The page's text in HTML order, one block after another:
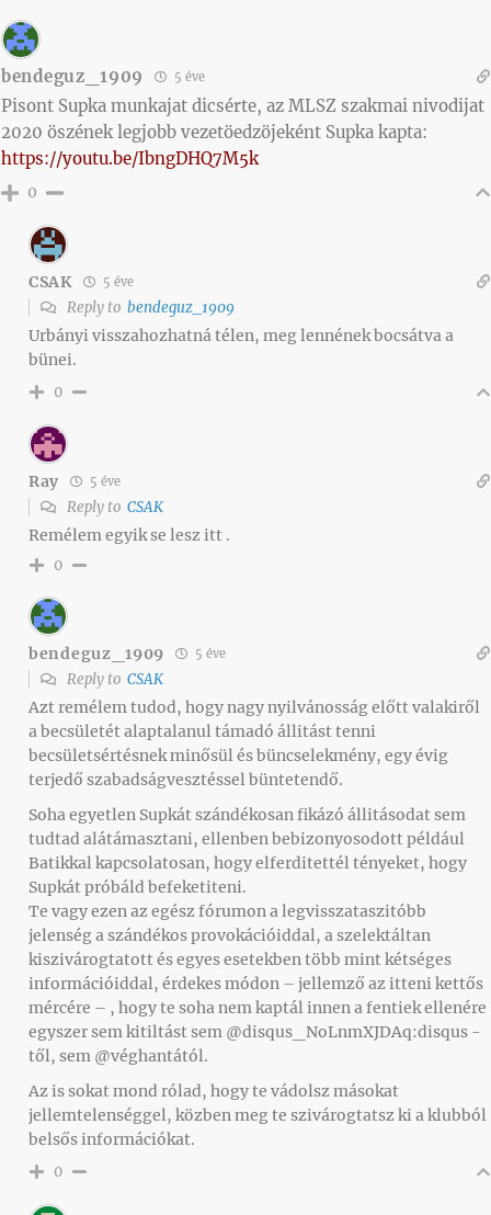
bendeguz_1909 5 éve
Pisont Supka munkajat dicsérte, az MLSZ szakmai nivodijat
2020 öszének legjobb vezetöedzöjeként Supka kapta:
https://youtu.be/IbngDHQ7M5k
0
CSAK 5 éve
Reply to bendeguz_1909
Urbányi visszahozhatná télen, meg lennének bocsátva a
bünei.
0
Ray 5 éve
Reply to CSAK
Remélem egyik se lesz itt .
0
bendeguz_1909 5 éve
Reply to CSAK
Azt remélem tudod, hogy nagy nyilvánosság előtt valakiről
a becsületét alaptalanul támadó állitást tenni
becsületsértésnek minősül és büncselekmény, egy évig
terjedő szabadságvesztéssel büntetendő.
Soha egyetlen Supkát szándékosan fikázó állitásodat sem
tudtad alátámasztani, ellenben bebizonyosodott például
Batikkal kapcsolatosan, hogy elferditettél tényeket, hogy
Supkát próbáld befeketiteni.
Te vagy ezen az egész fórumon a legvisszataszitóbb
jelenség a szándékos provokációiddal, a szelektáltan
kiszivárogtatott és egyes esetekben több mint kétséges
információiddal, érdekes módon – jellemző az itteni kettős
mércére – , hogy te soha nem kaptál innen a fentiek ellenére
egyszer sem kitiltást sem @disqus_NoLnmXJDAq:disqus -
től, sem @véghantától.
Az is sokat mond rólad, hogy te vádolsz másokat
jellemtelenséggel, közben meg te szivárogtatsz ki a klubból
belsős információkat.
0